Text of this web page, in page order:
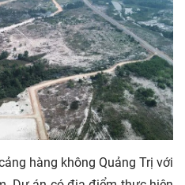
hàng không Quảng Trị với